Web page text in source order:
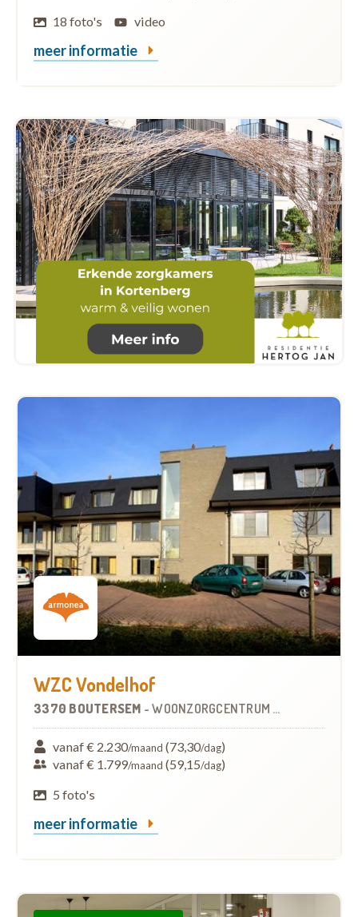
18 foto's
video
meer informatie
WZC Vondelhof
3370 BOUTERSEM -WOONZORGCENTRUM (WZC)
vanaf € 2.230/maand (73,30/dag)
vanaf € 1.799/maand (59,15/dag)
5 foto's
meer informatie